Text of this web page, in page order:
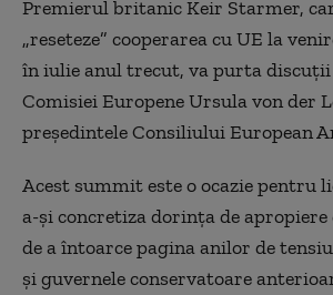
Premierul britanic Keir Starmer,
„reseteze” cooperarea cu UE la
în iulie anul trecut, va purta
Comisiei Europene Ursula von der
preşedintele Consiliului European
Acest summit este o ocazie pentru
a-şi concretiza dorinţa de apropiere
de a întoarce pagina anilor de
şi guvernele conservatoare